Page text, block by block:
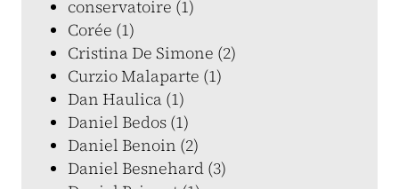
conservatoire (1)
Corée (1)
Cristina De Simone (2)
Curzio Malaparte (1)
Dan Haulica (1)
Daniel Bedos (1)
Daniel Benoin (2)
Daniel Besnehard (3)